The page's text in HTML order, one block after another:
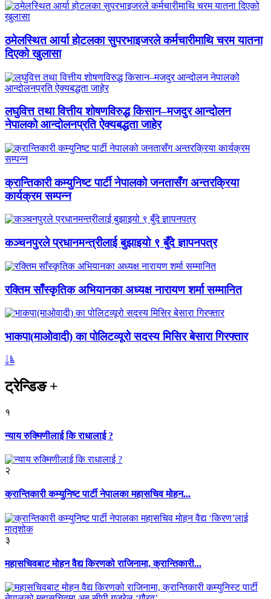
ठमेलस्थित आर्या होटलका सुपरभाइजरले कर्मचारीमाथि चरम यातना
दिएको खुलासा
लघुवित्त तथा वित्तीय शोषणविरुद्ध किसान–मजदुर आन्दोलन
नेपालको आन्दोलनप्रति ऐक्यबद्धता जाहेर
क्रान्तिकारी कम्युनिष्ट पार्टी नेपालको जनतासँग अन्तरक्रिया
कार्यक्रम सम्पन्न
कञ्चनपुरले प्रधानमन्त्रीलाई बुझाइयो ९ बुँदे ज्ञापनपत्र
रक्तिम साँस्कृतिक अभियानका अध्यक्ष नारायण शर्मा सम्मानित
भाकपा(माओवादी) का पोलिटव्यूरो सदस्य मिसिर बेसारा गिरफ्तार
ट्रेन्डिङ+
१
न्याय रुक्मिणीलाई कि राधालाई ?
२
क्रान्तिकारी कम्युनिष्ट पार्टी नेपालका महासचिव मोहन...
३
महासचिवबाट मोहन वैद्य किरणको राजिनामा, क्रान्तिकारी...